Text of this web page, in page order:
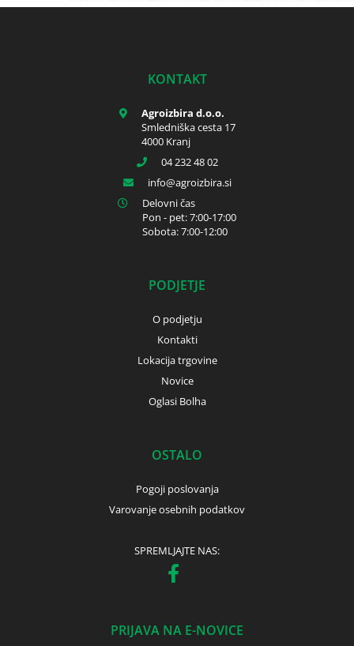
KONTAKT
Agroizbira d.o.o.
Smledniška cesta 17
4000 Kranj
04 232 48 02
info
agroizbira.si
Delovni čas
Pon - pet: 7:00-17:00
Sobota: 7:00-12:00
PODJETJE
O podjetju
Kontakti
Lokacija trgovine
Novice
Oglasi Bolha
OSTALO
Pogoji poslovanja
Varovanje osebnih podatkov
SPREMLJAJTE NAS:
PRIJAVA NA E-NOVICE